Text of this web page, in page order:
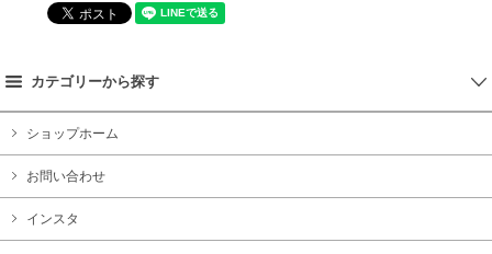
カテゴリーから探す
ショップホーム
お問い合わせ
インスタ